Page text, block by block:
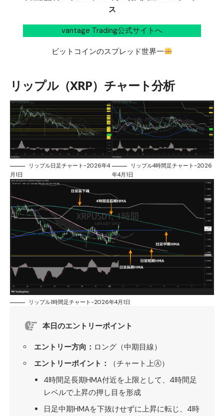
ス
vantage Trading公式サイトへ
ビットコインのスプレッド世界一
リップル（XRP）チャート分析
リップル日足チャート-2026年4
月1日
リップル4時間足チャート-2026
年4月1日
リップル1時間足チャート-2026年4月1日
本日のエントリーポイント
エントリー方向： ロング（中期目線）
エントリーポイント：
（チャート上Ⓐ）
4時間足長期HMA付近を上限として、4時間足
レベルで上昇の押し目を形成
日足中期HMAを下抜けせずに上昇に転じ、4時